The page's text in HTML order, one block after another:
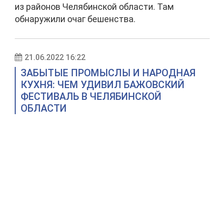
из районов Челябинской области. Там
обнаружили очаг бешенства.
21.06.2022 16:22
ЗАБЫТЫЕ ПРОМЫСЛЫ И НАРОДНАЯ
КУХНЯ: ЧЕМ УДИВИЛ БАЖОВСКИЙ
ФЕСТИВАЛЬ В ЧЕЛЯБИНСКОЙ
ОБЛАСТИ